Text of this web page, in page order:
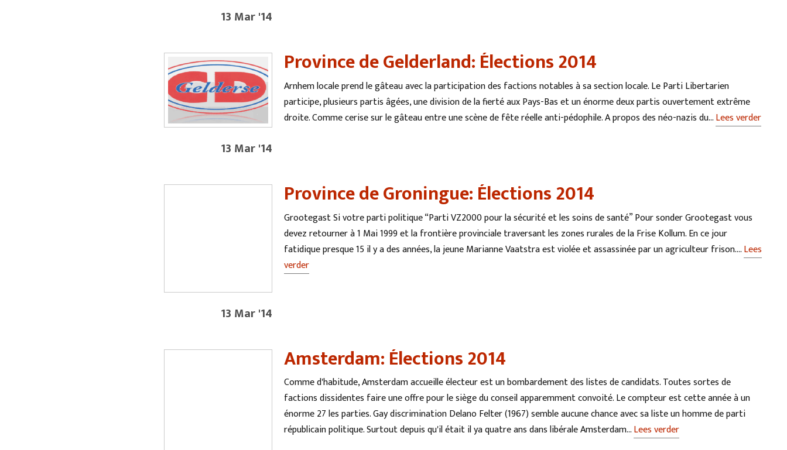
13 Mar '14
13 Mar '14
Province de Gelderland: Élections 2014
Arnhem locale prend le gâteau avec la participation des factions notables à sa section locale. Le Parti Libertarien
participe, plusieurs partis âgées, une division de la fierté aux Pays-Bas et un énorme deux partis ouvertement extrême
droite. Comme cerise sur le gâteau entre une scène de fête réelle anti-pédophile. A propos des néo-nazis du…Lees verder
13 Mar '14
Province de Groningue: Élections 2014
Grootegast Si votre parti politique “Parti VZ2000 pour la sécurité et les soins de santé” Pour sonder Grootegast vous
devez retourner à 1 Mai 1999 et la frontière provinciale traversant les zones rurales de la Frise Kollum. En ce jour
fatidique presque 15 il y a des années, la jeune Marianne Vaatstra est violée et assassinée par un agriculteur frison….Lees
verder
Amsterdam: Élections 2014
Comme d'habitude, Amsterdam accueille électeur est un bombardement des listes de candidats. Toutes sortes de
factions dissidentes faire une offre pour le siège du conseil apparemment convoité. Le compteur est cette année à un
énorme 27 les parties. Gay discrimination Delano Felter (1967) semble aucune chance avec sa liste un homme de parti
républicain politique. Surtout depuis qu'il était il ya quatre ans dans libérale Amsterdam…Lees verder